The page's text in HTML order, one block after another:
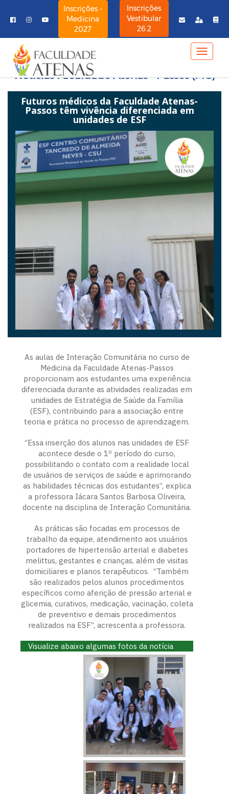
Inscrições -
Medicina
2027
Inscrições
Vestibular
26.2
MENU
Notícias Faculdade Atenas - Passos (MG)
Futuros médicos da Faculdade Atenas-
Passos têm vivência diferenciada em
unidades de ESF
As aulas de Interação Comunitária no curso de
Medicina da Faculdade Atenas-Passos
proporcionam aos estudantes uma experiência
diferenciada durante as atividades realizadas em
unidades de Estratégia de Saúde da Família
(ESF), contribuindo para a associação entre
teoria e prática no processo de aprendizagem.
“Essa inserção dos alunos nas unidades de ESF
acontece desde o 1º período do curso,
possibilitando o contato com a realidade local
de usuários de serviços de saúde e aprimorando
as habilidades técnicas dos estudantes”, explica
a professora Iácara Santos Barbosa Oliveira,
docente na disciplina de Interação Comunitária.
As práticas são focadas em processos de
trabalho da equipe, atendimento aos usuários
portadores de hipertensão arterial e diabetes
melittus, gestantes e crianças, além de visitas
domiciliares e planos terapêuticos. “Também
são realizados pelos alunos procedimentos
específicos como aferição de pressão arterial e
glicemia, curativos, medicação, vacinação, coleta
de preventivo e demais procedimentos
realizados na ESF”, acrescenta a professora.
Visualize abaixo algumas fotos da notícia